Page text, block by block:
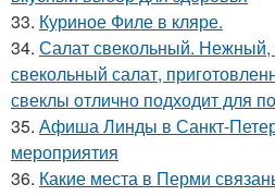
33. Куриное Филе в кляре.
34. Салат свекольный. Нежный,
свекольный салат,
свеклы отлично подходит для
35. Афиша Линды в Санкт-
мероприятия
36. Какие места в Перми